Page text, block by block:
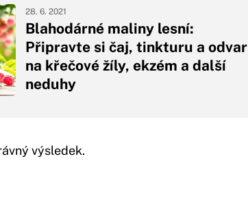
Blahodárné maliny lesní:
Připravte si čaj, tinkturu a odvar
na křečové žíly, ekzém a další
neduhy
28. 6. 2021
výsledek.